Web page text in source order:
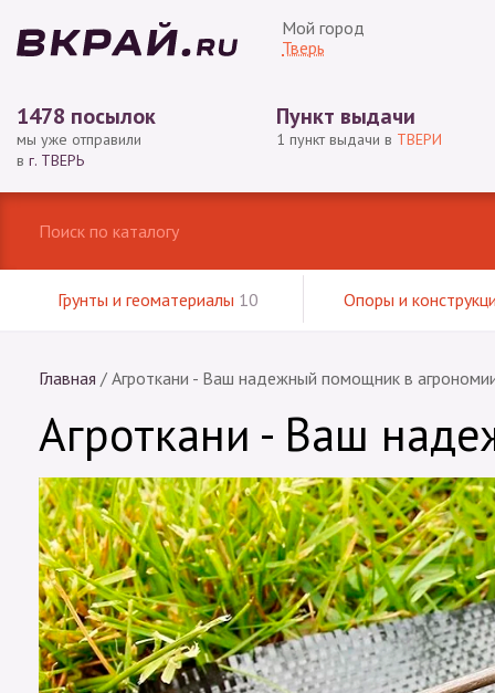
Мой город
Тверь
1478 посылок
мы уже отправили
в г. ТВЕРЬ
Пункт выдачи
1 пункт выдачи в ТВЕРИ
Грунты и геоматериалы 10 Опоры и
Главная / Агроткани - Ваш надежный помощник в
Агроткани - Ваш